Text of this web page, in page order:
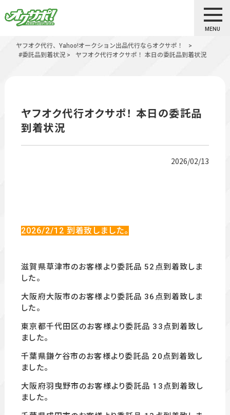
MENU
ヤフオク代行、Yahoo!オークション出品代行ならオクサポ！
>
#委託品到着状況 > ヤフオク代行オクサポ！ 本日の委託品到着状況
ヤフオク代行オクサポ！ 本日の委託品
到着状況
2026/02/13
2026/2/12 到着致しました。
滋賀県草津市のお客様より委託品 52 点到着致しま
した。
大阪府大阪市のお客様より委託品 36 点到着致しま
した。
東京都千代田区のお客様より委託品 33点到着致し
ました。
千葉県鎌ケ谷市のお客様より委託品 20点到着致し
ました。
大阪府羽曳野市のお客様より委託品 13点到着致し
ました。